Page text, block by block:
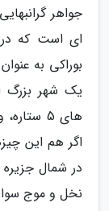
جواهر
بوراکی به
یک شهر بزرگ
های 5
اگر هم این
در شمال
نخل و موج